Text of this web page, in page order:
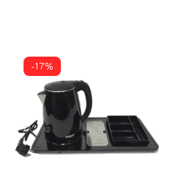
-17%